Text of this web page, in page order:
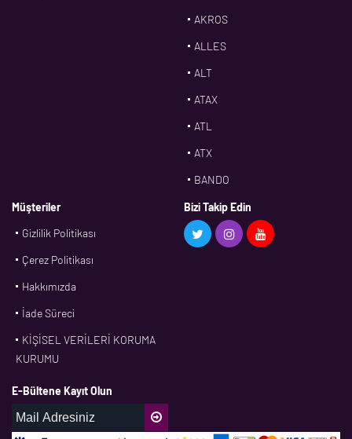
AKROS
ALLES
ALT
ATAX
ATL
ATX
BANDO
BMS
CDF
Müşteriler
Gizlilik Politikası
Çerez Politikası
Hakkımızda
İade Süreci
KİŞİSEL VERİLERİ KORUMA
KURUMU
Bizi Takip Edin
E-Bültene Kayıt Olun